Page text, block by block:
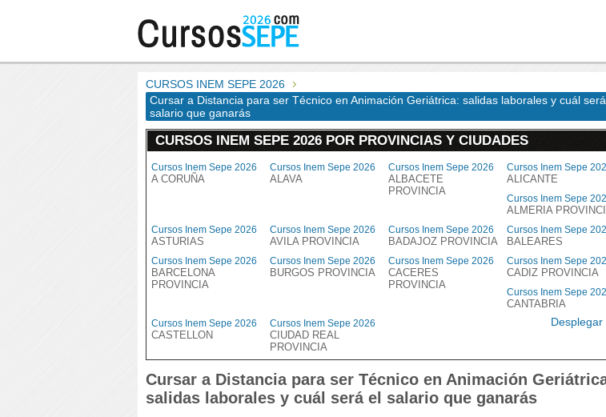
CURSOS INEM SEPE 2026
Cursar a Distancia para ser Técnico en Animación Geriátrica: salidas laborales y cuál
salario que ganarás
CURSOS INEM SEPE 2026 POR PROVINCIAS Y CIUDADES
Cursos Inem Sepe 2026
A CORUÑA
Cursos Inem Sepe 2026
ALAVA
Cursos Inem Sepe 2026
ALBACETE
PROVINCIA
Cursos Inem Sepe
ALICANTE
Cursos Inem Sepe
ALMERIA
Cursos Inem Sepe 2026
ASTURIAS
Cursos Inem Sepe 2026
AVILA PROVINCIA
Cursos Inem Sepe 2026
BADAJOZ PROVINCIA
Cursos Inem Sepe
BALEARES
Cursos Inem Sepe 2026
BARCELONA
PROVINCIA
Cursos Inem Sepe 2026
BURGOS PROVINCIA
Cursos Inem Sepe 2026
CACERES
PROVINCIA
Cursos Inem Sepe
CADIZ PROVINCIA
Cursos Inem Sepe
CANTABRIA
Cursos Inem Sepe 2026
CASTELLON
Cursos Inem Sepe 2026
CIUDAD REAL
PROVINCIA
Desplegar
Cursar a Distancia para ser Técnico en Animación
salidas laborales y cuál será el salario que ganarás